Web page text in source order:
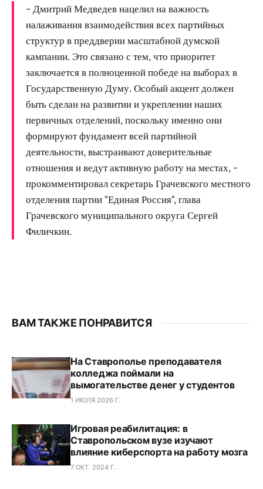
- Дмитрий Медведев нацелил на важность
налаживания взаимодействия всех партийных
структур в преддверии масштабной думской
кампании. Это связано с тем, что приоритет
заключается в полноценной победе на выборах в
Государственную Думу. Особый акцент должен
быть сделан на развитии и укреплении наших
первичных отделений, поскольку именно они
формируют фундамент всей партийной
деятельности, выстраивают доверительные
отношения и ведут активную работу на местах, -
прокомментировал секретарь Грачевского местного
отделения партии "Единая Россия", глава
Грачевского муниципального округа Сергей
Филичкин.
ВАМ ТАКЖЕ ПОНРАВИТСЯ
На Ставрополье преподавателя
колледжа поймали на
вымогательстве денег у студентов
1 ИЮЛЯ 2026 Г.
Игровая реабилитация: в
Ставропольском вузе изучают
влияние киберспорта на работу мозга
7 ОКТ. 2024 Г.